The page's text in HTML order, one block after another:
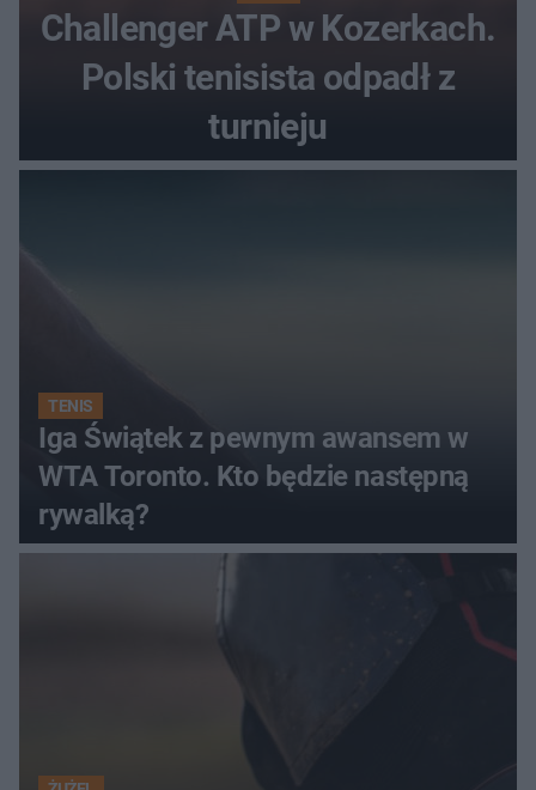
Challenger ATP w Kozerkach.
Polski tenisista odpadł z
turnieju
TENIS
Iga Świątek z pewnym awansem w
WTA Toronto. Kto będzie następną
rywalką?